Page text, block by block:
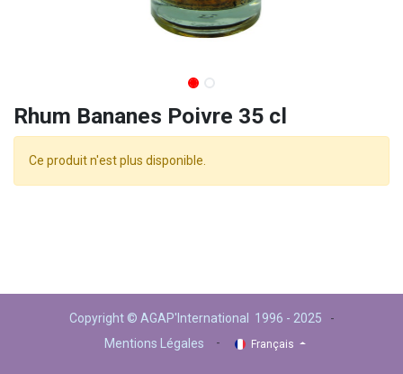
Rhum Bananes Poivre 35 cl
Ce produit n'est plus disponible.
Copyright © AGAP'International 1996 - 2025 -
Mentions Légales
- Français